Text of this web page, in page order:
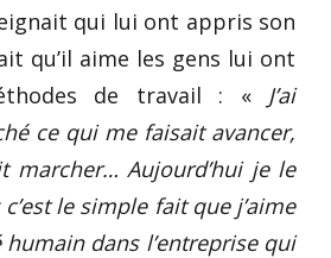
qui lui ont appris son
qu’il aime les gens lui ont
de travail : « J’ai
ce qui me faisait avancer,
marcher… Aujourd’hui je le
le simple fait que j’aime
humain dans l’entreprise qui